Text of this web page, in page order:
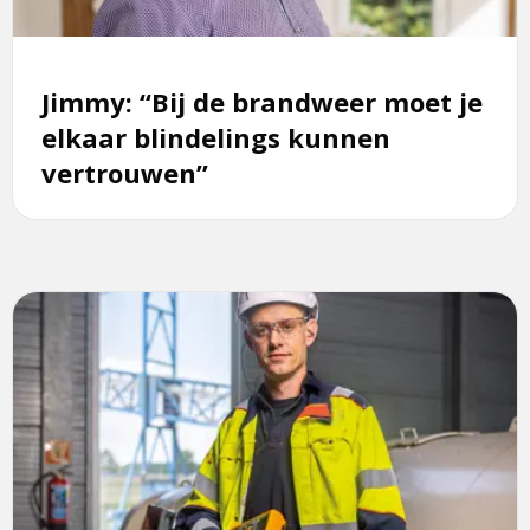
Jimmy: “Bij de brandweer moet je
elkaar blindelings kunnen
vertrouwen”
je
blindelings
kunnen
vertrouwen”
Lees
over
Mark:
“Het
blijft
bijzonder
om